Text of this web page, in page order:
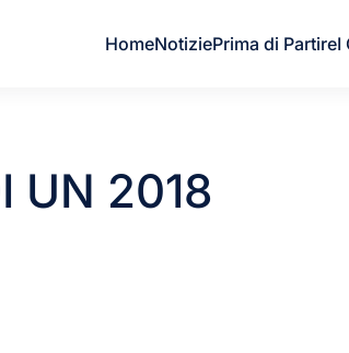
HomeNotiziePrima di PartireI
UN 2018